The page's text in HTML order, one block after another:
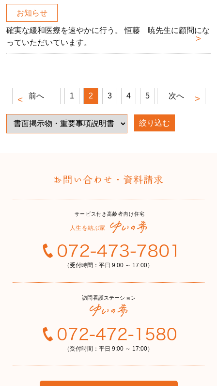
お知らせ
確実な緩和医療を速やかに行う。 恒藤 暁先生に顧問にな
っていただいています。
前へ 1 2 3 4 5 次へ
絞り込む
（受付時間：平日 9:00 ～ 17:00）
（受付時間：平日 9:00 ～ 17:00）